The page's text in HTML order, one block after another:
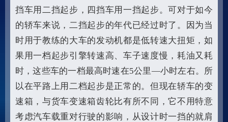
挡车用二挡起步，四挡车用一挡起步。可对于如今
的轿车来说，二挡起步的年代已经过时了。因为当
时用于教练的大车的发动机都是低转速大扭矩，如
果用一档起步引擎转速高、车子速度慢，耗油又耗
时，这些车的一档最高时速在5公里—小时左右。所
以在平路上用二档起步是正常的。但现在轿车的变
速箱，与货车变速箱齿轮比有所不同，它不用特意
考虑汽车载重对行驶的影响，从设计时一挡的就肩